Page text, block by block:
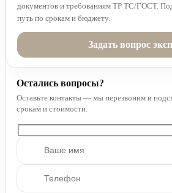
документов и требованиям ТР ТС/ГОСТ.
путь по срокам и бюджету.
Задать вопрос
Остались вопросы?
Оставьте контакты — мы перезвоним и
срокам и стоимости.